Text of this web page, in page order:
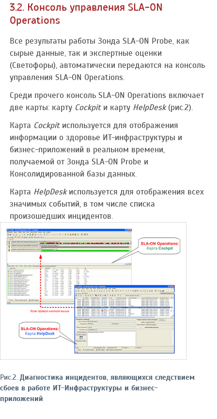
3.2. Консоль управления SLA-ON
Operations
Все результаты работы Зонда SLA-ON Probe, как
сырые данные, так и экспертные оценки
(Светофоры), автоматически передаются на консоль
управления SLA-ON Operations.
Среди прочего консоль SLA-ON Operations включает
две карты: карту Cockpitи карту HelpDesk(рис.2).
Карта Cockpitиспользуется для отображения
информации о здоровье ИТ-инфраструктуры и
бизнес-приложений в реальном времени,
получаемой от Зонда SLA-ON Probe и
Консолидированной базы данных.
Карта HelpDeskиспользуется для отображения всех
значимых событий, в том числе списка
произошедших инцидентов.
Рис.2. Диагностика инцидентов, являющихся следствием
сбоев в работе ИТ-Инфраструктуры и бизнес-
приложений